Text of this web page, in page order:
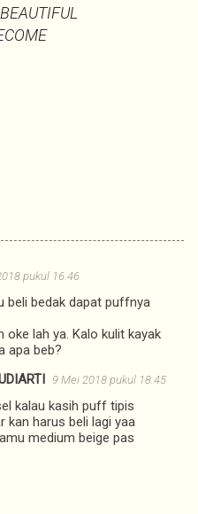
pukul 16.46
beli bedak dapat puffnya
oke lah ya. Kalo kulit kayak
apa beb?
9 Mei 2018 pukul 18.45
kalau kasih puff tipis
kan harus beli lagi yaa
medium beige pas